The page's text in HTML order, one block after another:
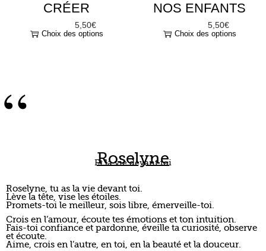
CRÉER
5,50€
Choix des options
NOS ENFANTS
5,50€
Choix des options
Roselyne
Et la vie devant toi
“
Roselyne, tu as la vie devant toi.
Lève la tête, vise les étoiles.
Promets-toi le meilleur, sois libre, émerveille-toi.
Crois en l’amour, écoute tes émotions et ton intuition.
Fais-toi confiance et pardonne, éveille ta curiosité, observe
et écoute.
Aime, crois en l’autre, en toi, en la beauté et la douceur.